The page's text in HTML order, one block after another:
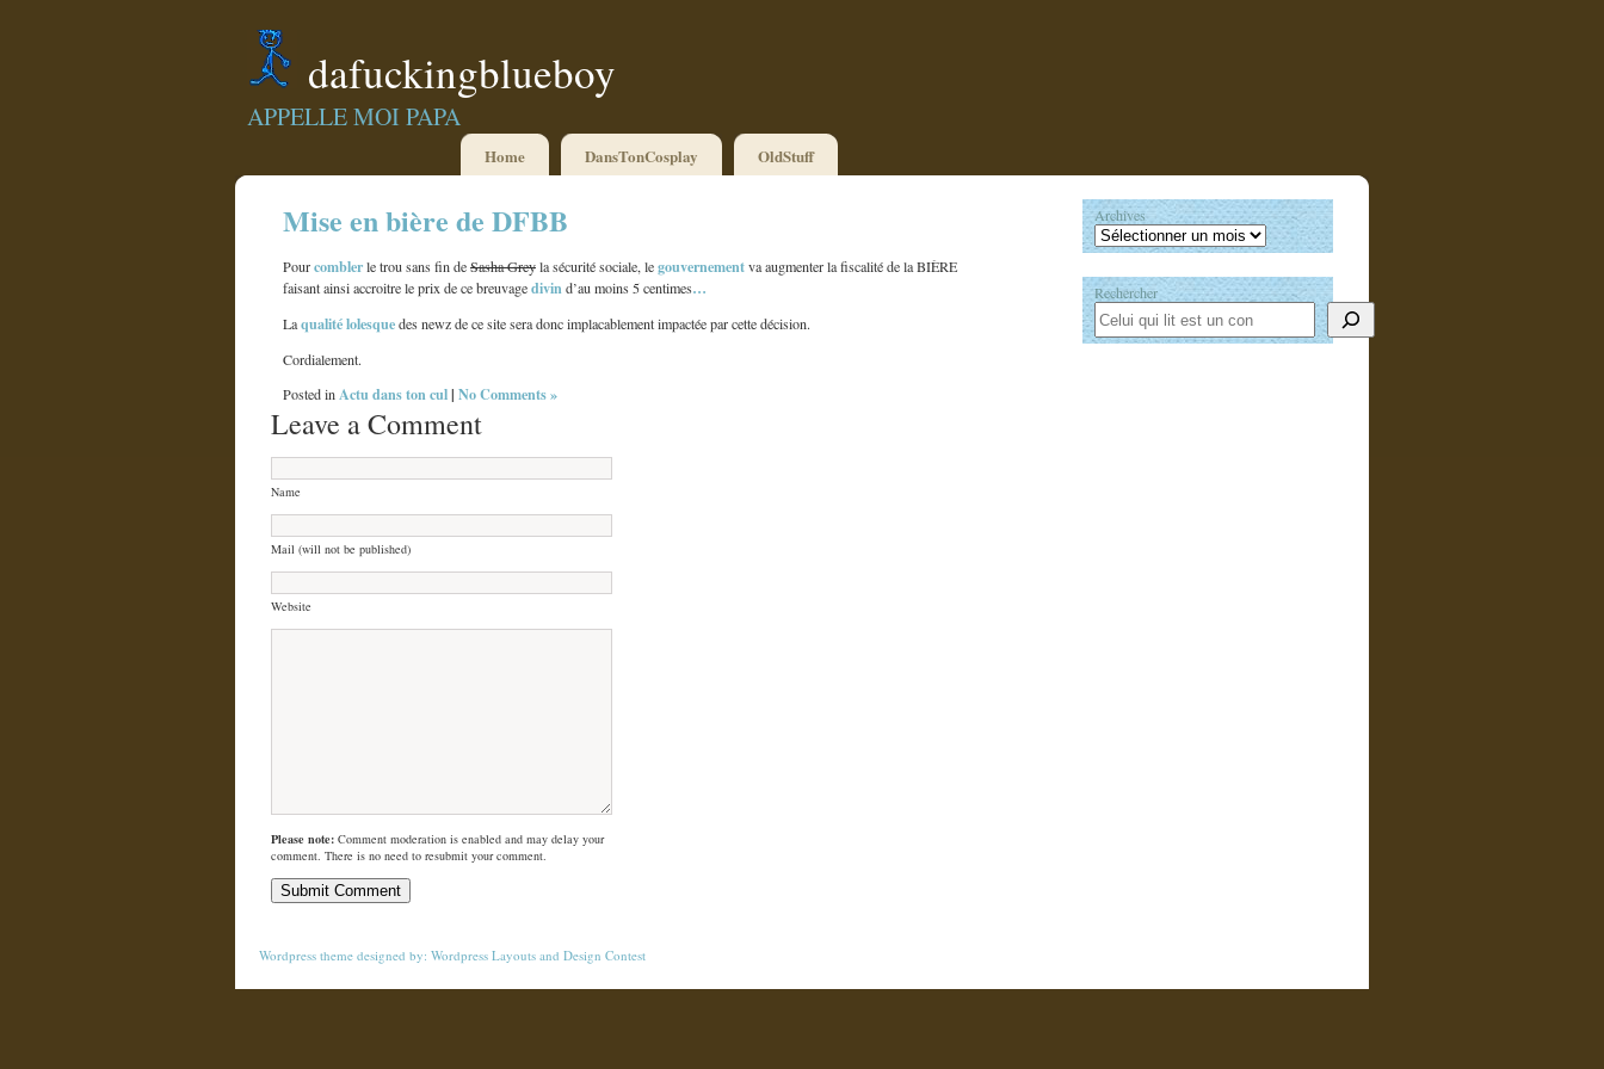
dafuckingblueboy
APPELLE MOI PAPA
Home DansTonCosplay OldStuff
Mise en bière de DFBB
Pourcomblerle trou sans fin deSasha Greyla sécurité sociale, legouvernementva augmenter la fiscalité de la BIÈRE
faisant ainsi accroitre le prix de ce breuvagedivind’au moins 5 centimes…
Laqualitélolesquedes newz de ce site sera donc implacablement impactée par cette décision.
Cordialement.
Posted inActu dans ton cul| No Comments »
Leave a Comment
Name
Mail (will not be published)
Website
Please note: Comment moderation is enabled and may delay your
comment. There is no need to resubmit your comment.
Archives
Rechercher
Wordpress theme designed by: Wordpress Layouts and Design Contest